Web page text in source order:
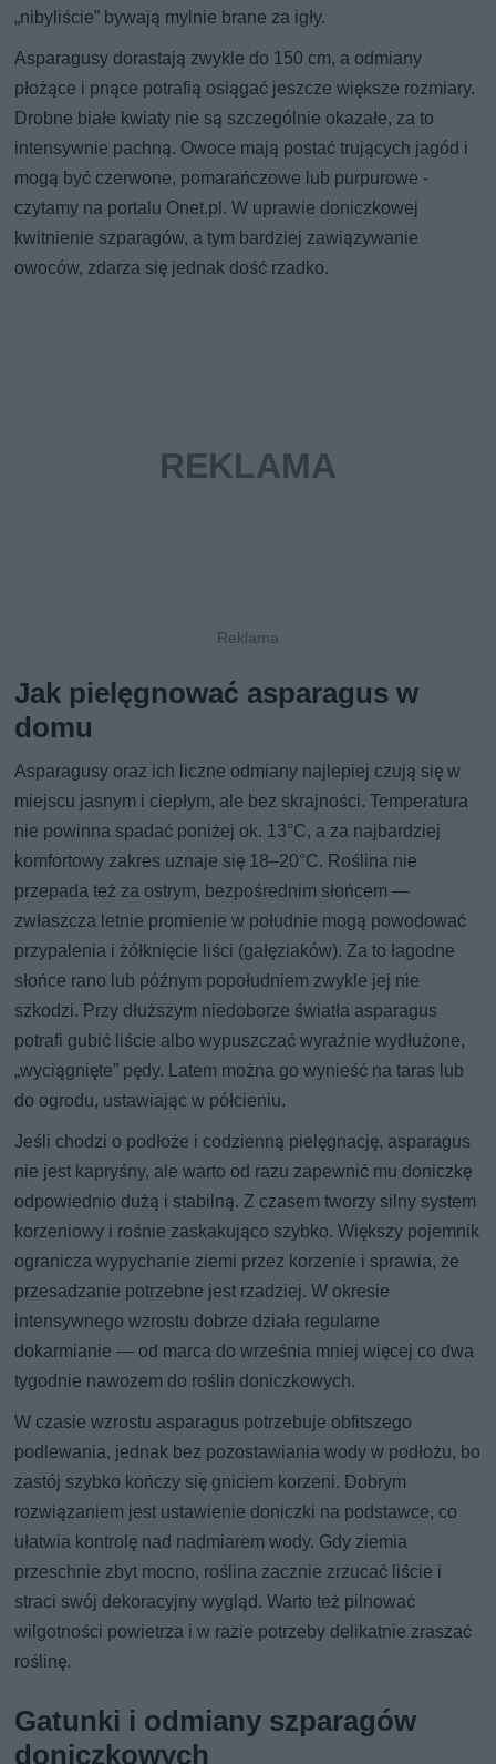
„nibyliście” bywają mylnie brane za igły.
Asparagusy dorastają zwykle do 150 cm, a odmiany
płożące i pnące potrafią osiągać jeszcze większe rozmiary.
Drobne białe kwiaty nie są szczególnie okazałe, za to
intensywnie pachną. Owoce mają postać trujących jagód i
mogą być czerwone, pomarańczowe lub purpurowe -
czytamy na portalu Onet.pl. W uprawie doniczkowej
kwitnienie szparagów, a tym bardziej zawiązywanie
owoców, zdarza się jednak dość rzadko.
Jak pielęgnować asparagus w
domu
Asparagusy oraz ich liczne odmiany najlepiej czują się w
miejscu jasnym i ciepłym, ale bez skrajności. Temperatura
nie powinna spadać poniżej ok. 13°C, a za najbardziej
komfortowy zakres uznaje się 18–20°C. Roślina nie
przepada też za ostrym, bezpośrednim słońcem —
zwłaszcza letnie promienie w południe mogą powodować
przypalenia i żółknięcie liści (gałęziaków). Za to łagodne
słońce rano lub późnym popołudniem zwykle jej nie
szkodzi. Przy dłuższym niedoborze światła asparagus
potrafi gubić liście albo wypuszczać wyraźnie wydłużone,
„wyciągnięte” pędy. Latem można go wynieść na taras lub
do ogrodu, ustawiając w półcieniu.
Jeśli chodzi o podłoże i codzienną pielęgnację, asparagus
nie jest kapryśny, ale warto od razu zapewnić mu doniczkę
odpowiednio dużą i stabilną. Z czasem tworzy silny system
korzeniowy i rośnie zaskakująco szybko. Większy pojemnik
ogranicza wypychanie ziemi przez korzenie i sprawia, że
przesadzanie potrzebne jest rzadziej. W okresie
intensywnego wzrostu dobrze działa regularne
dokarmianie — od marca do września mniej więcej co dwa
tygodnie nawozem do roślin doniczkowych.
W czasie wzrostu asparagus potrzebuje obfitszego
podlewania, jednak bez pozostawiania wody w podłożu, bo
zastój szybko kończy się gniciem korzeni. Dobrym
rozwiązaniem jest ustawienie doniczki na podstawce, co
ułatwia kontrolę nad nadmiarem wody. Gdy ziemia
przeschnie zbyt mocno, roślina zacznie zrzucać liście i
straci swój dekoracyjny wygląd. Warto też pilnować
wilgotności powietrza i w razie potrzeby delikatnie zraszać
roślinę.
Gatunki i odmiany szparagów
doniczkowych